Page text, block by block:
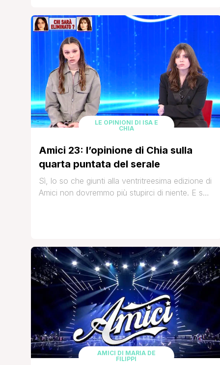
scopo di conquistare la tanto desiderata finale e
la vittoria del programma. A giudicare le
performance [']
LE OPINIONI DI ISA E
CHIA
Amici 23: l’opinione di Chia sulla
quarta puntata del serale
Sì, lo so che giunti alla ventritreesima edizione di
Amici non dovremmo più stupirci di niente. E so
figuriamoci. Ma posso dire lo stesso che ho [']
AMICI DI MARIA DE
FILIPPI